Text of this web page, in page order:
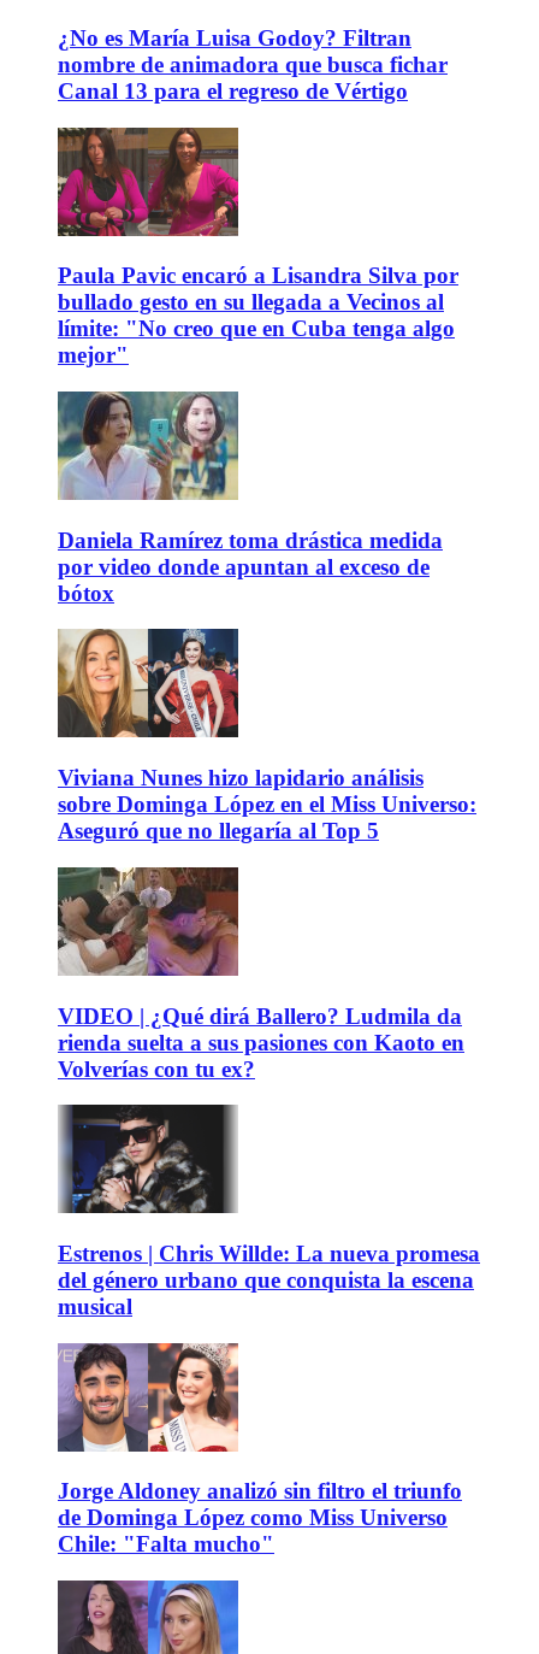
¿No es María Luisa Godoy? Filtran
nombre de animadora que busca fichar
Canal 13 para el regreso de Vértigo
Paula Pavic encaró a Lisandra Silva por
bullado gesto en su llegada a Vecinos al
límite: "No creo que en Cuba tenga algo
mejor"
Daniela Ramírez toma drástica medida
por video donde apuntan al exceso de
bótox
Viviana Nunes hizo lapidario análisis
sobre Dominga López en el Miss Universo:
Aseguró que no llegaría al Top 5
VIDEO | ¿Qué dirá Ballero? Ludmila da
rienda suelta a sus pasiones con Kaoto en
Volverías con tu ex?
Estrenos | Chris Willde: La nueva promesa
del género urbano que conquista la escena
musical
Jorge Aldoney analizó sin filtro el triunfo
de Dominga López como Miss Universo
Chile: "Falta mucho"